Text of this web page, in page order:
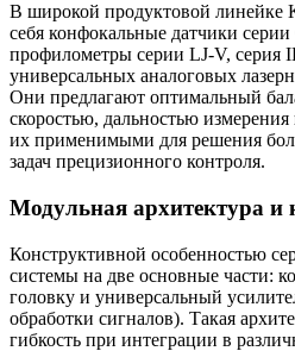
В широкой продуктовой линейке
себя конфокальные датчики
профилометры серии LJ-V, серия
универсальных аналоговых
Они предлагают оптимальный
скоростью, дальностью
их применимыми для решения
задач прецизионного контроля.
Модульная архитектура и
Конструктивной особенностью
системы на две основные части:
головку и универсальный
обработки сигналов). Такая
гибкость при интеграции в